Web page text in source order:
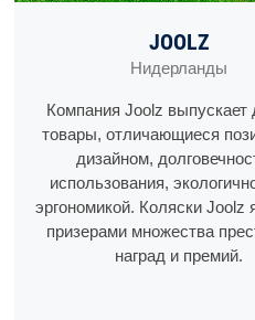
JOOLZ
Нидерланды
Компания Joolz выпускает
товары, отличающиеся
дизайном,
использования,
эргономикой. Коляски Joolz
призерами множества
наград и премий.